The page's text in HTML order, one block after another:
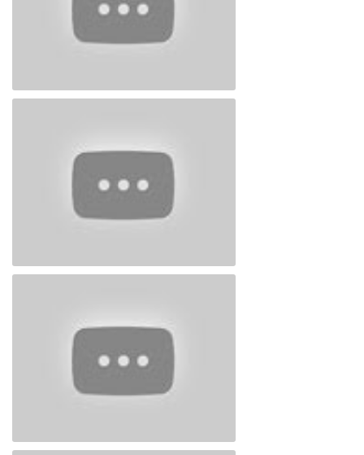
Ramiz Dəniz 1
Ramiz Dəniz 4